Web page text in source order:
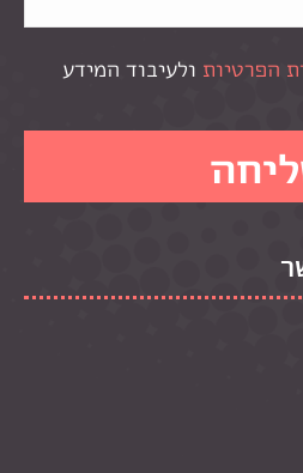
הפרטיות ולעיבוד המידע